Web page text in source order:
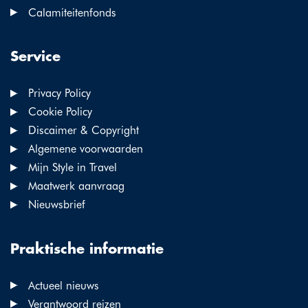
Calamiteitenfonds
Service
Privacy Policy
Cookie Policy
Discaimer & Copyright
Algemene voorwaarden
Mijn Style in Travel
Maatwerk aanvraag
Nieuwsbrief
Praktische informatie
Actueel nieuws
Verantwoord reizen